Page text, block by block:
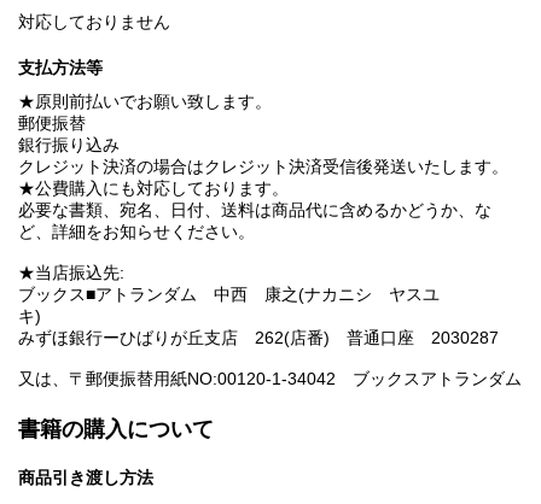
対応しておりません
支払方法等
★原則前払いでお願い致します。
郵便振替
銀行振り込み
クレジット決済の場合はクレジット決済受信後発送いたします。
★公費購入にも対応しております。
必要な書類、宛名、日付、送料は商品代に含めるかどうか、な
ど、詳細をお知らせください。
★当店振込先:
ブックス■アトランダム 中西 康之(ナカニシ ヤスユ
キ)
みずほ銀行ーひばりが丘支店 262(店番) 普通口座 2030287
又は、〒郵便振替用紙NO:00120-1-34042 ブックスアトランダム
書籍の購入について
商品引き渡し方法